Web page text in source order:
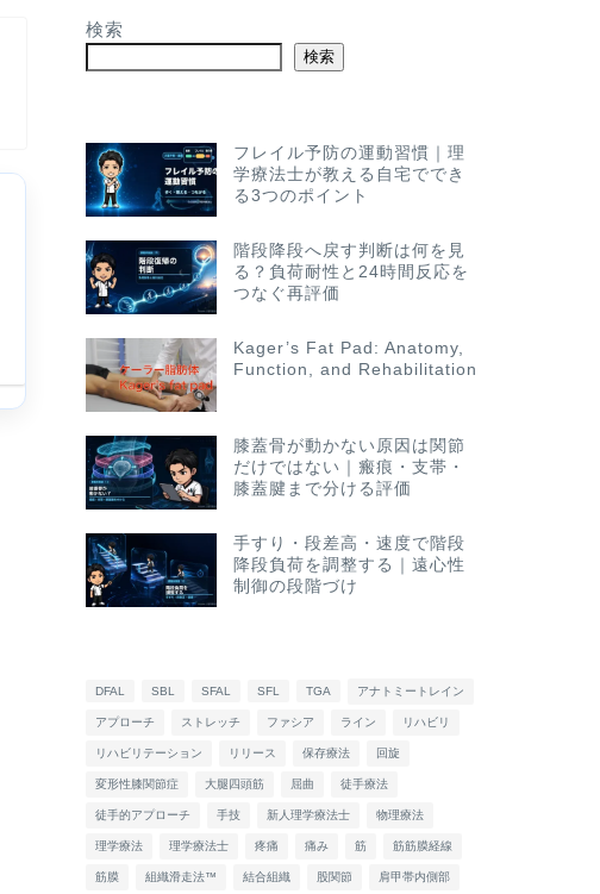
検索
検索
フレイル予防の運動習慣｜理
学療法士が教える自宅ででき
る3つのポイント
階段降段へ戻す判断は何を見
る？負荷耐性と24時間反応を
つなぐ再評価
Kager’s Fat Pad: Anatomy,
Function, and Rehabilitation
膝蓋骨が動かない原因は関節
だけではない｜瘢痕・支帯・
膝蓋腱まで分ける評価
手すり・段差高・速度で階段
降段負荷を調整する｜遠心性
制御の段階づけ
DFAL SBL SFAL SFL TGA アナトミートレイン
アプローチ ストレッチ ファシア ライン リハビリ
リハビリテーション リリース 保存療法 回旋
変形性膝関節症 大腿四頭筋 屈曲 徒手療法
徒手的アプローチ 手技 新人理学療法士 物理療法
理学療法 理学療法士 疼痛 痛み 筋 筋筋膜経線
筋膜 組織滑走法™ 結合組織 股関節 肩甲帯内側部